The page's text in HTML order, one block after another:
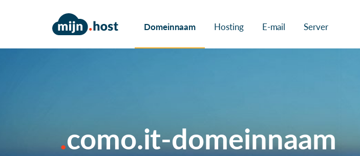
Domeinnaam Hosting E-mail Server
como.it-domeinnaam